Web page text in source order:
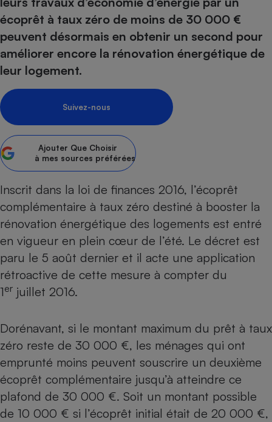
écoprêt à taux zéro de moins de 30 000 €
peuvent désormais en obtenir un second pour
améliorer encore la rénovation énergétique de
leur logement.
Suivez-nous
Ajouter Que Choisir
à mes sources préférées
Inscrit dans la loi de finances 2016, l’écoprêt
complémentaire à taux zéro destiné à booster la
rénovation énergétique des logements est entré
en vigueur en plein cœur de l’été. Le décret est
paru le 5 août dernier et il acte une application
rétroactive de cette mesure à compter du
1er juillet 2016.
Dorénavant, si le montant maximum du prêt à taux
zéro reste de 30 000 €, les ménages qui ont
emprunté moins peuvent souscrire un deuxième
écoprêt complémentaire jusqu’à atteindre ce
plafond de 30 000 €. Soit un montant possible
de 10 000 € si l’écoprêt initial était de 20 000 €,
Sécurité - Hygiène
bouteille
Assurance
Banque - Crédit
Epargne - Fiscalité
Mutuelle
Assurance emprunteur
Banque
Circulation routière
Contrôle technique -
Pièce détachée
Comparateur auto
Supermarché - Drive
Comparatif plaque à
Comparatif hotte
Comparatif climatiseur
Comparatif cafetière
Comparatif robot cuiseur
Comparatif centrale
Gros électroménager
Comparatif barre de son
Comparatif imprimante
Comparatif ordinateur
Image et son
Informatique
Internet
Téléphonie
Crédit immobilier
Comparatif poêle à
Comparatif radiateur
Chauffage
Produit d'entretien
Sécurité domestique
Hygiène - Beauté
Mutuelle
Maison de retraite
Choisir son fioul
Choisir son pellet
Comparateur assurance emprunteur
Energie Moins Chère Ensemble
Tous les comparateurs
Toutes les cartes interactives
Speedtest - Testez le débit de votre
connexion Internet